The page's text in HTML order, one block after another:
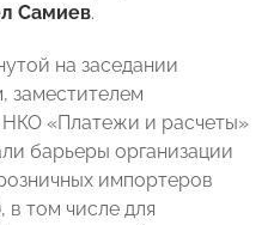
Самиев.
на заседании
заместителем
НКО «Платежи и расчеты»
барьеры организации
импортеров
в том числе для